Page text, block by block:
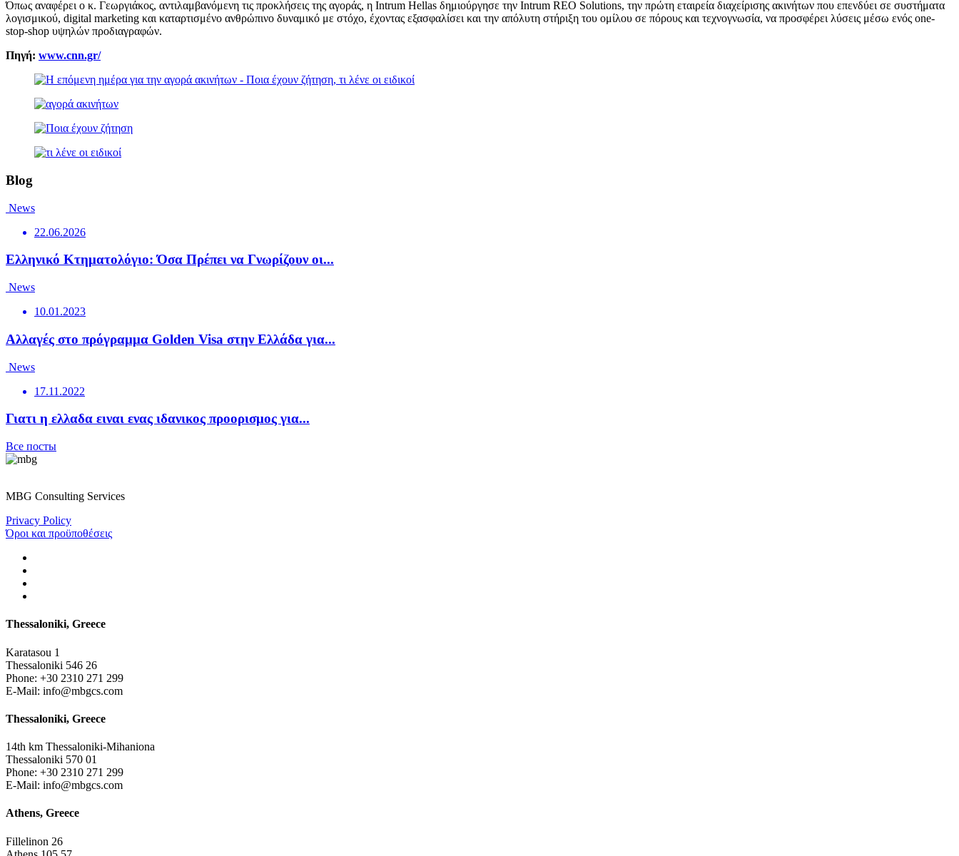
Όπως αναφέρει ο κ. Γεωργιάκος, αντιλαμβανόμενη τις προκλήσεις της αγοράς, η Intrum Hellas δημιούργησε την Intrum REO Solutions, την πρώτη εταιρεία διαχείρισης ακινήτων που επενδύει σε συστήματα
λογισμικού, digital marketing και καταρτισμένο ανθρώπινο δυναμικό με στόχο, έχοντας εξασφαλίσει και την απόλυτη στήριξη του ομίλου σε πόρους και τεχνογνωσία, να προσφέρει λύσεις μέσω ενός one-
stop-shop υψηλών προδιαγραφών.
Πηγή: www.cnn.gr/
Blog
News
22.06.2026
Ελληνικό Κτηματολόγιο: Όσα Πρέπει να Γνωρίζουν οι...
News
10.01.2023
Αλλαγές στο πρόγραμμα Golden Visa στην Ελλάδα για...
News
17.11.2022
Γιατι η ελλαδα ειναι ενας ιδανικος προορισμος για...
Все посты
MBG Consulting Services
Privacy Policy
Όροι και προϋποθέσεις
Thessaloniki, Greece
Karatasou 1
Thessaloniki 546 26
Phone: +30 2310 271 299
E-Mail: info@mbgcs.com
Thessaloniki, Greece
14th km Thessaloniki-Mihaniona
Thessaloniki 570 01
Phone: +30 2310 271 299
E-Mail: info@mbgcs.com
Athens, Greece
Fillelinon 26